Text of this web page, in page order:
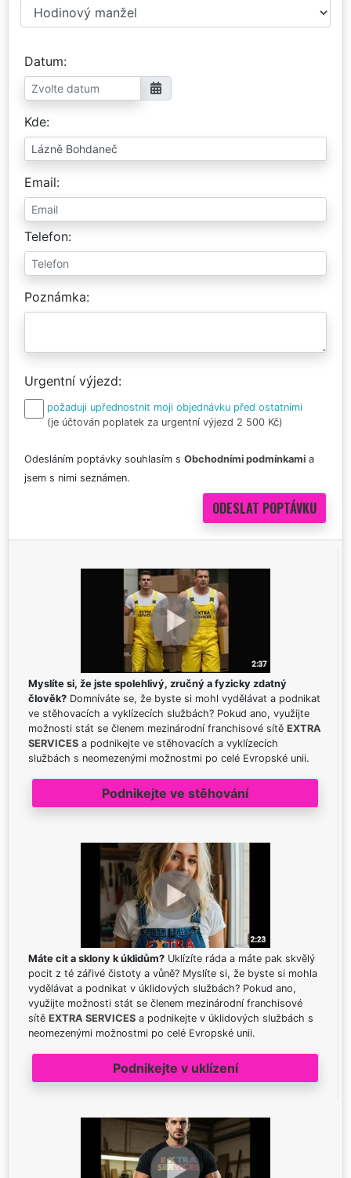
Datum
Kde
Email
Telefon
Poznámka
Urgentní výjezd
požaduji upřednostnit moji objednávku před ostatními
(je účtován poplatek za urgentní výjezd 2 500 Kč)
Odesláním poptávky souhlasím s Obchodními podmínkami a
jsem s nimi seznámen.
Myslíte si, že jste spolehlivý, zručný a fyzicky zdatný
člověk? Domníváte se, že byste si mohl vydělávat a podnikat
ve stěhovacích a vyklízecích službách? Pokud ano, využijte
možnosti stát se členem mezinárodní franchisové sítě EXTRA
SERVICES a podnikejte ve stěhovacích a vyklízecích
službách s neomezenými možnostmi po celé Evropské unii.
Podnikejte ve stěhování
Máte cit a sklony k úklidům? Uklízíte ráda a máte pak skvělý
pocit z té zářivé čistoty a vůně? Myslíte si, že byste si mohla
vydělávat a podnikat v úklidových službách? Pokud ano,
využijte možnosti stát se členem mezinárodní franchisové
sítě EXTRA SERVICES a podnikejte v úklidových službách s
neomezenými možnostmi po celé Evropské unii.
Podnikejte v uklízení